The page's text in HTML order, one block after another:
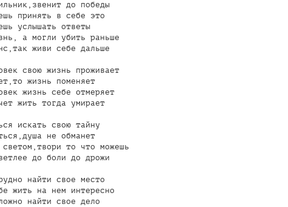
до победы
принять в себе это
услышать ответы
а могли убить раньше
живи себе дальше
свою жизнь проживает
жизнь поменяет
жизнь себе отмеряет
жить тогда умирает
искать свою тайну
не обманет
светом,твори то что можешь
до боли до дрожи
найти свое место
жить на нем интересно
найти свое дело